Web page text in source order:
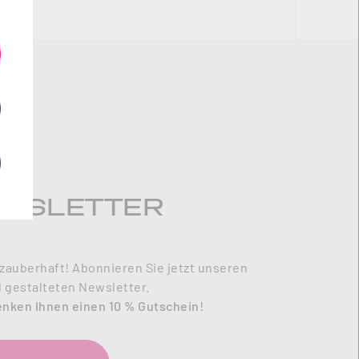
Abonnieren Sie jetzt unseren
gestalteten Newsletter.
Ihnen einen 10 % Gutschein!